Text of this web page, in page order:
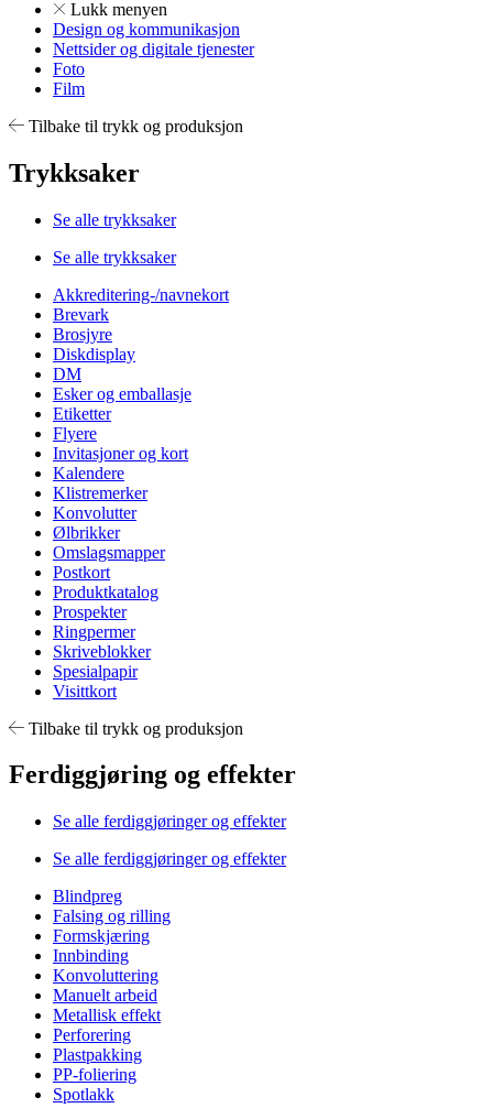
Lukk menyen
Design og kommunikasjon
Nettsider og digitale tjenester
Foto
Film
Tilbake til trykk og produksjon
Trykksaker
Se alle trykksaker
Se alle trykksaker
Akkreditering-/navnekort
Brevark
Brosjyre
Diskdisplay
DM
Esker og emballasje
Etiketter
Flyere
Invitasjoner og kort
Kalendere
Klistremerker
Konvolutter
Ølbrikker
Omslagsmapper
Postkort
Produktkatalog
Prospekter
Ringpermer
Skriveblokker
Spesialpapir
Visittkort
Tilbake til trykk og produksjon
Ferdiggjøring og effekter
Se alle ferdiggjøringer og effekter
Se alle ferdiggjøringer og effekter
Blindpreg
Falsing og rilling
Formskjæring
Innbinding
Konvoluttering
Manuelt arbeid
Metallisk effekt
Perforering
Plastpakking
PP-foliering
Spotlakk